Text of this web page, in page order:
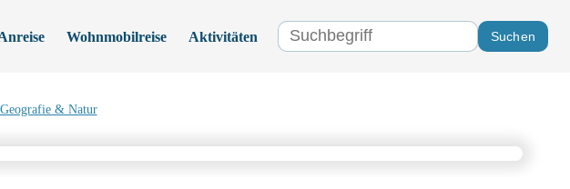
Wohnmobilreise Aktivitäten Suchen
Geografie & Natur